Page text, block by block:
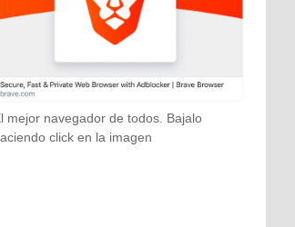
mejor navegador de todos. Bajalo
click en la imagen